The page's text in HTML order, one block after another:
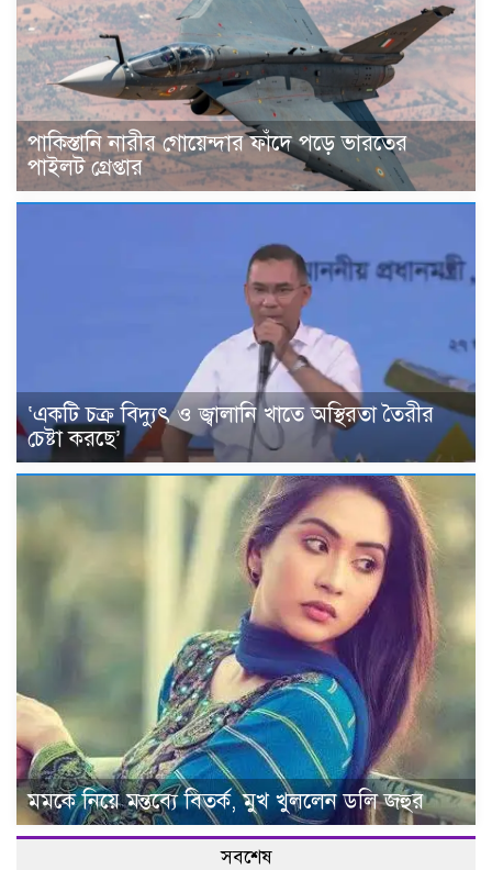
পাকিস্তানি নারীর গোয়েন্দার ফাঁদে পড়ে ভারতের
পাইলট গ্রেপ্তার
‘একটি চক্র বিদ্যুৎ ও জ্বালানি খাতে অস্থিরতা তৈরীর
চেষ্টা করছে’
মমকে নিয়ে মন্তব্যে বিতর্ক, মুখ খুললেন ডলি জহুর
সবশেষ